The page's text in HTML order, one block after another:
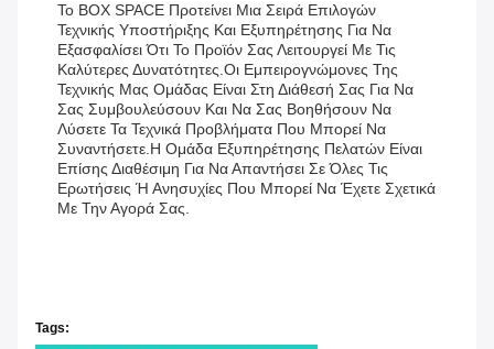
Το BOX SPACE Προτείνει Μια Σειρά Επιλογών
Τεχνικής Υποστήριξης Και Εξυπηρέτησης Για Να
Εξασφαλίσει Ότι Το Προϊόν Σας Λειτουργεί Με Τις
Καλύτερες Δυνατότητες.Οι Εμπειρογνώμονες Της
Τεχνικής Μας Ομάδας Είναι Στη Διάθεσή Σας Για Να
Σας Συμβουλεύσουν Και Να Σας Βοηθήσουν Να
Λύσετε Τα Τεχνικά Προβλήματα Που Μπορεί Να
Συναντήσετε.Η Ομάδα Εξυπηρέτησης Πελατών Είναι
Επίσης Διαθέσιμη Για Να Απαντήσει Σε Όλες Τις
Ερωτήσεις Ή Ανησυχίες Που Μπορεί Να Έχετε Σχετικά
Με Την Αγορά Σας.
Tags: